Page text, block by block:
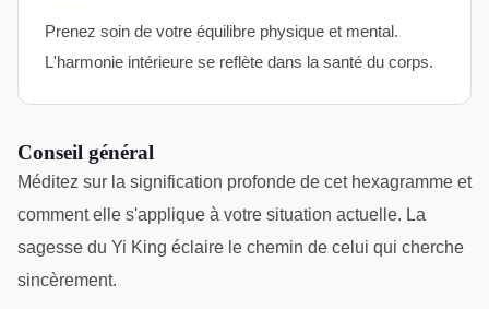
Prenez soin de votre équilibre physique et mental.
L'harmonie intérieure se reflète dans la santé du corps.
Conseil général
Méditez sur la signification profonde de cet hexagramme et
comment elle s'applique à votre situation actuelle. La
sagesse du Yi King éclaire le chemin de celui qui cherche
sincèrement.